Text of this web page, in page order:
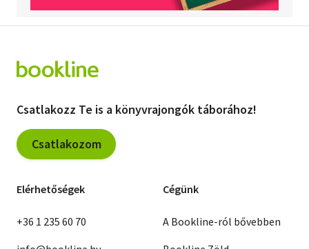
Csatlakozz Te is a könyvrajongók táborához!
Csatlakozom
Elérhetőségek
+36 1 235 60 70
Cégünk
A Bookline-ról bővebben